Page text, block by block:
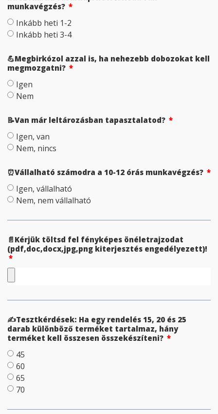
munkavégzés?
Inkább heti 1-2
Inkább heti 3-4
💪Megbirkózol azzal is, ha nehezebb dobozokat kell
megmozgatni?
Igen
Nem
📝Van már leltározásban tapasztalatod?
Igen, van
Nem, nincs
⏰Vállalható számodra a 10-12 órás munkavégzés?
Igen, vállalható
Nem, nem vállalható
📄Kérjük töltsd fel fényképes önéletrajzodat
(pdf,doc,docx,jpg,png kiterjesztés engedélyezett)!
✍Tesztkérdések: Ha egy rendelés 15, 20 és 25
darab különböző terméket tartalmaz, hány
terméket kell összesen összekészíteni?
45
60
65
70